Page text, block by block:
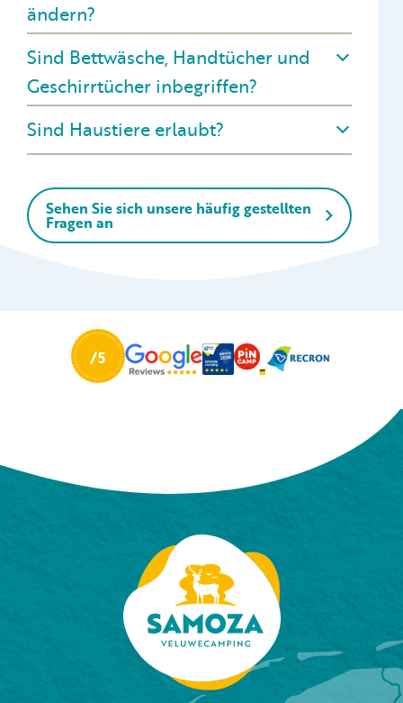
ändern?
Sind Bettwäsche, Handtücher und
Geschirrtücher inbegriffen?
Sind Haustiere erlaubt?
Sehen Sie sich unsere häufig gestellten
Fragen an